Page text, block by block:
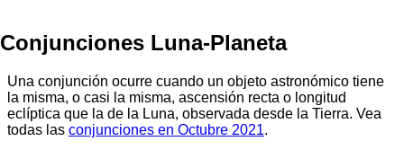
Conjunciones Luna-Planeta
Una conjunción ocurre cuando un objeto astronómico tiene
la misma, o casi la misma, ascensión recta o longitud
eclíptica que la de la Luna, observada desde la Tierra. Vea
todas las conjunciones en Octubre 2021.